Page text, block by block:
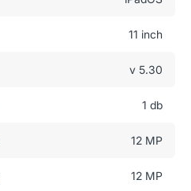
11 inch
v 5.30
1 db
12 MP
12 MP